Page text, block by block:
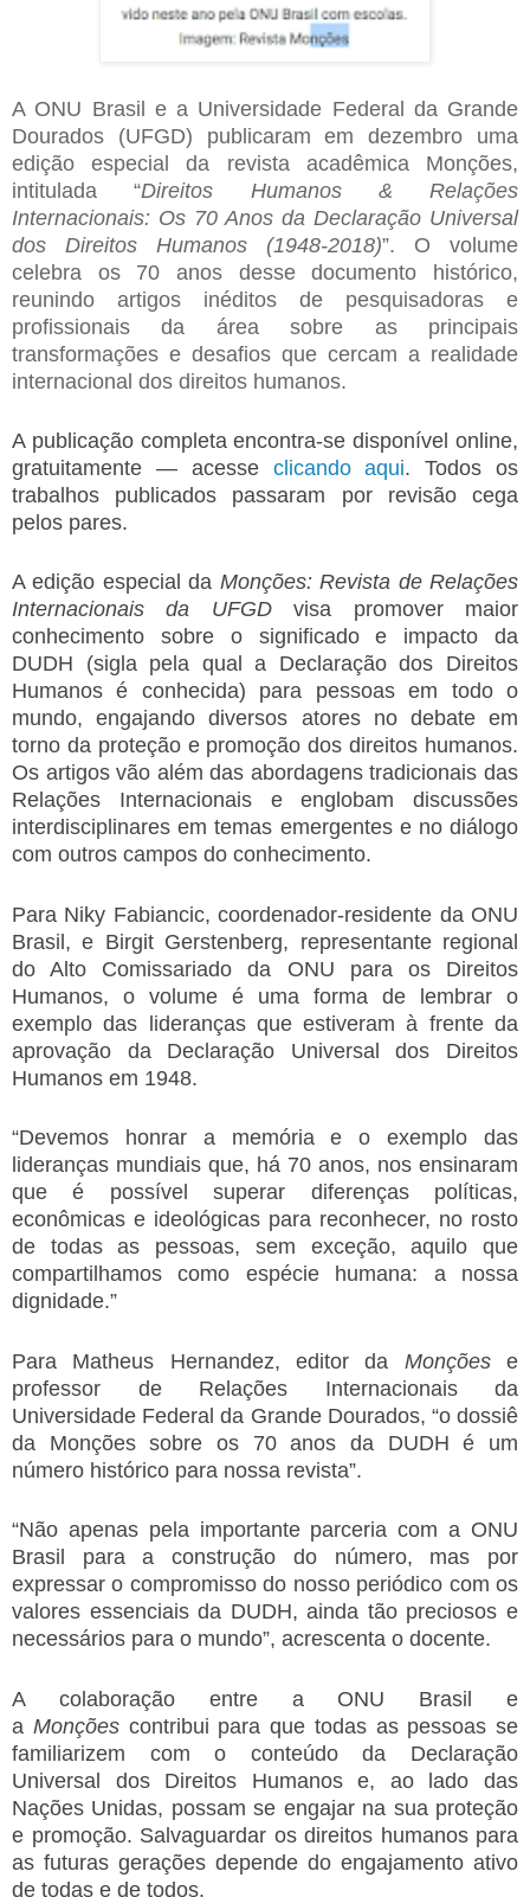
A ONU Brasil e a Universidade Federal da Grande
Dourados (UFGD) publicaram em dezembro uma
edição especial da revista acadêmica Monções,
intitulada “Direitos Humanos & Relações
Internacionais: Os 70 Anos da Declaração Universal
dos Direitos Humanos (1948-2018)”. O volume
celebra os 70 anos desse documento histórico,
reunindo artigos inéditos de pesquisadoras e
profissionais da área sobre as principais
transformações e desafios que cercam a realidade
internacional dos direitos humanos.
A publicação completa encontra-se disponível online,
gratuitamente — acesse clicando aqui. Todos os
trabalhos publicados passaram por revisão cega
pelos pares.
A edição especial da Monções: Revista de Relações
Internacionais da UFGDvisa promover maior
conhecimento sobre o significado e impacto da
DUDH (sigla pela qual a Declaração dos Direitos
Humanos é conhecida) para pessoas em todo o
mundo, engajando diversos atores no debate em
torno da proteção e promoção dos direitos humanos.
Os artigos vão além das abordagens tradicionais das
Relações Internacionais e englobam discussões
interdisciplinares em temas emergentes e no diálogo
com outros campos do conhecimento.
Para Niky Fabiancic, coordenador-residente da ONU
Brasil, e Birgit Gerstenberg, representante regional
do Alto Comissariado da ONU para os Direitos
Humanos, o volume é uma forma de lembrar o
exemplo das lideranças que estiveram à frente da
aprovação da Declaração Universal dos Direitos
Humanos em 1948.
“Devemos honrar a memória e o exemplo das
lideranças mundiais que, há 70 anos, nos ensinaram
que é possível superar diferenças políticas,
econômicas e ideológicas para reconhecer, no rosto
de todas as pessoas, sem exceção, aquilo que
compartilhamos como espécie humana: a nossa
dignidade.”
Para Matheus Hernandez, editor da Monçõese
professor de Relações Internacionais da
Universidade Federal da Grande Dourados, “o dossiê
da Monções sobre os 70 anos da DUDH é um
número histórico para nossa revista”.
“Não apenas pela importante parceria com a ONU
Brasil para a construção do número, mas por
expressar o compromisso do nosso periódico com os
valores essenciais da DUDH, ainda tão preciosos e
necessários para o mundo”, acrescenta o docente.
A colaboração entre a ONU Brasil e
a Monções contribui para que todas as pessoas se
familiarizem com o conteúdo da Declaração
Universal dos Direitos Humanos e, ao lado das
Nações Unidas, possam se engajar na sua proteção
e promoção. Salvaguardar os direitos humanos para
as futuras gerações depende do engajamento ativo
de todas e de todos.